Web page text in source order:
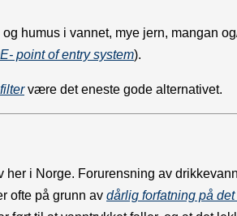
humus i vannet, mye jern, mangan
point of entry system).
være det eneste gode alternativet.
i Norge. Forurensning av
ofte på grunn av dårlig forfatning på